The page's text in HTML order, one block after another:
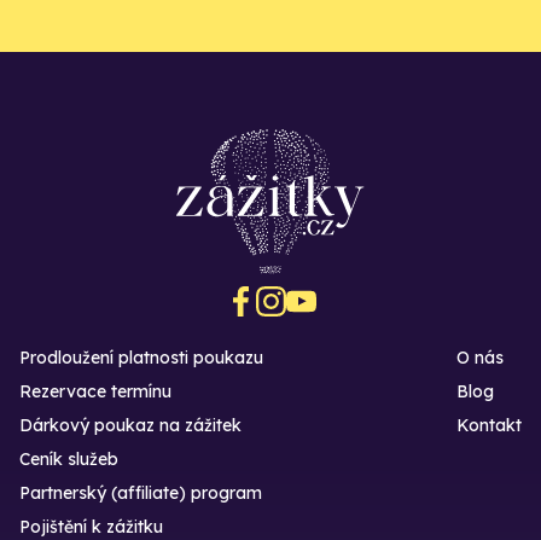
Prodloužení platnosti poukazu
Rezervace termínu
Dárkový poukaz na zážitek
O nás
Blog
Kontakt
Ceník služeb
Partnerský (affiliate) program
Pojištění k zážitku